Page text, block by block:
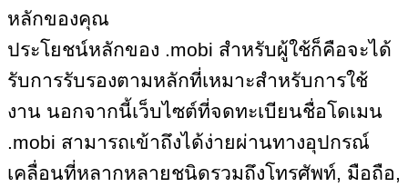
หลักของคุณ
ประโยชน์หลักของ .mobi สำหรับผู้ใช้ก็คือจะได้
รับการรับรองตามหลักที่เหมาะสำหรับการใช้
งาน นอกจากนี้เว็บไซต์ที่จดทะเบียนชื่อโดเมน
.mobi สามารถเข้าถึงได้ง่ายผ่านทางอุปกรณ์
เคลื่อนที่หลากหลายชนิดรวมถึงโทรศัพท์, มือถือ,